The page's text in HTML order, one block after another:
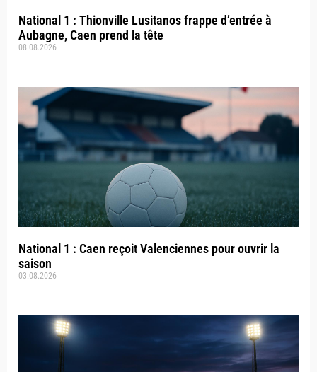
National 1 : Thionville Lusitanos frappe d’entrée à
Aubagne, Caen prend la tête
08.08.2026
National 1 : Caen reçoit Valenciennes pour ouvrir la
saison
03.08.2026